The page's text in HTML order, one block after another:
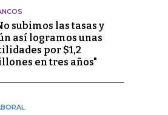
subimos las tasas y
así logramos unas
por $1,2
en tres años"